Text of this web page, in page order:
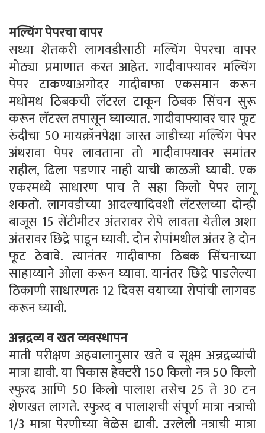
मल्चिंग पेपरचा वापर
सध्या शेतकरी लागवडीसाठी मल्चिंग पेपरचा वापर
मोठ्या प्रमाणात करत आहेत. गादीवाफ्यावर मल्चिंग
पेपर टाकण्याअगोदर गादीवाफा एकसमान करून
मधोमध ठिबकची लॅटरल टाकून ठिबक सिंचन सुरू
करून लॅटरल तपासून घ्याव्यात. गादीवाफ्यावर चार फूट
रुंदीचा 50 मायक्रॉनपेक्षा जास्त जाडीच्या मल्चिंग पेपर
अंथरावा पेपर लावताना तो गादीवाफ्यावर समांतर
राहील, ढिला पडणार नाही याची काळजी घ्यावी. एक
एकरमध्ये साधारण पाच ते सहा किलो पेपर लागू
शकतो. लागवडीच्या आदल्यादिवशी लॅटरलच्या दोन्ही
बाजूस 15 सेंटीमीटर अंतरावर रोपे लावता येतील अशा
अंतरावर छिद्रे पाडून घ्यावी. दोन रोपांमधील अंतर हे दोन
फूट ठेवावे. त्यानंतर गादीवाफा ठिबक सिंचनाच्या
साहाय्याने ओला करून घ्यावा. यानंतर छिद्रे पाडलेल्या
ठिकाणी साधारणतः 12 दिवस वयाच्या रोपांची लागवड
करून घ्यावी.
अन्नद्रव्य व खत व्यवस्थापन
माती परीक्षण अहवालानुसार खते व सूक्ष्म अन्नद्रव्यांची
मात्रा द्यावी. या पिकास हेक्टरी 150 किलो नत्र 50 किलो
स्फुरद आणि 50 किलो पालाश तसेच 25 ते 30 टन
शेणखत लागते. स्फुरद व पालाशची संपूर्ण मात्रा नत्राची
1/3 मात्रा पेरणीच्या वेळेस द्यावी. उरलेली नत्राची मात्रा